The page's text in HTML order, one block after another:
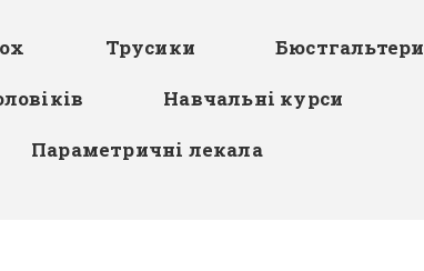
Трусики
Бюстгальтери
Навчальні курси
Параметричні лекала